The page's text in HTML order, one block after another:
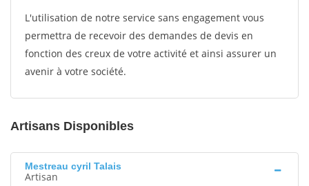
L'utilisation de notre service sans engagement vous
permettra de recevoir des demandes de devis en
fonction des creux de votre activité et ainsi assurer un
avenir à votre société.
Artisans Disponibles
Mestreau cyril Talais
Artisan